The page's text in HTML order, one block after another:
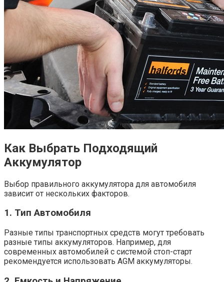
Как Выбрать Подходящий
Аккумулятор
Выбор правильного аккумулятора для автомобиля
зависит от нескольких факторов.
1. Тип Автомобиля
Разные типы транспортных средств могут требовать
разные типы аккумуляторов. Например, для
современных автомобилей с системой стоп-старт
рекомендуется использовать AGM аккумуляторы.